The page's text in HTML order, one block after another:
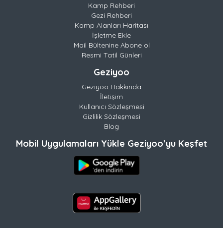
Kamp Rehberi
Gezi Rehberi
Kamp Alanları Haritası
İşletme Ekle
Mail Bültenine Abone ol
Resmi Tatil Günleri
Geziyoo
Geziyoo Hakkında
İletişim
Kullanıcı Sözleşmesi
Gizlilik Sözleşmesi
Blog
Mobil Uygulamaları Yükle Geziyoo’yu Keşfet